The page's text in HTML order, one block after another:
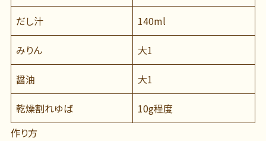
だし汁 140ml
みりん 大1
醤油 大1
乾燥割れゆば
10g程度
作り方